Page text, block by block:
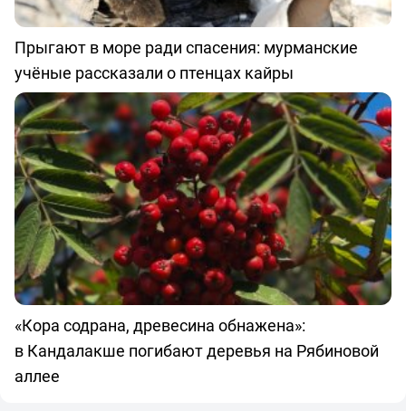
Прыгают в море ради спасения: мурманские
учёные рассказали о птенцах кайры
«Кора содрана, древесина обнажена»:
в Кандалакше погибают деревья на Рябиновой
аллее